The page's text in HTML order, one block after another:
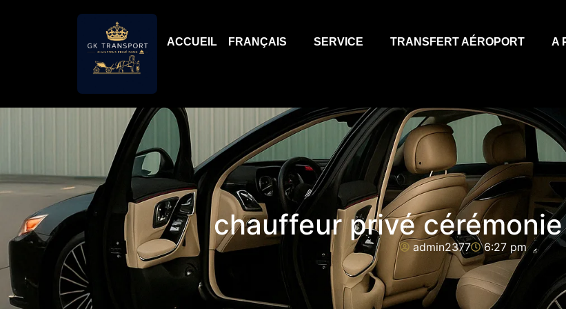
ACCUEIL FRANÇAIS SERVICE TRANSFERT AÉROPORT A
chauffeur privé cérémonie
admin2377 6:27 pm